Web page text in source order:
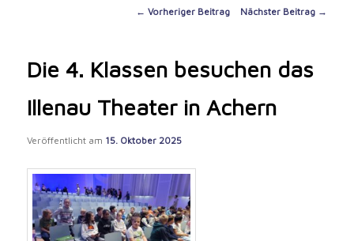
Post
← Vorheriger Beitrag Nächster Beitrag →
Die 4. Klassen besuchen das
Illenau Theater in Achern
Veröffentlicht am 15. Oktober 2025